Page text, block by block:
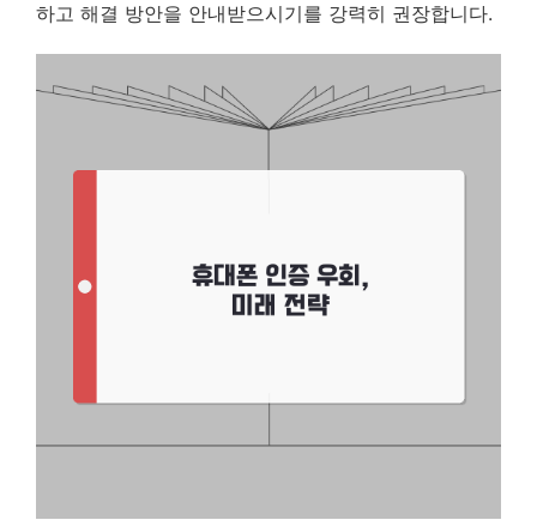
하고 해결 방안을 안내받으시기를 강력히 권장합니다.